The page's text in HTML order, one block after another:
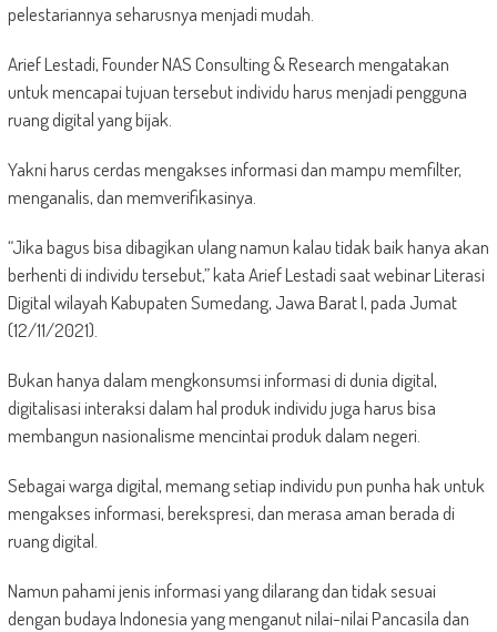
pelestariannya seharusnya menjadi mudah.
Arief Lestadi, Founder NAS Consulting & Research mengatakan
untuk mencapai tujuan tersebut individu harus menjadi pengguna
ruang digital yang bijak.
Yakni harus cerdas mengakses informasi dan mampu memfilter,
menganalis, dan memverifikasinya.
“Jika bagus bisa dibagikan ulang namun kalau tidak baik hanya akan
berhenti di individu tersebut,” kata Arief Lestadi saat webinar Literasi
Digital wilayah Kabupaten Sumedang, Jawa Barat I, pada Jumat
(12/11/2021).
Bukan hanya dalam mengkonsumsi informasi di dunia digital,
digitalisasi interaksi dalam hal produk individu juga harus bisa
membangun nasionalisme mencintai produk dalam negeri.
Sebagai warga digital, memang setiap individu pun punha hak untuk
mengakses informasi, berekspresi, dan merasa aman berada di
ruang digital.
Namun pahami jenis informasi yang dilarang dan tidak sesuai
dengan budaya Indonesia yang menganut nilai-nilai Pancasila dan